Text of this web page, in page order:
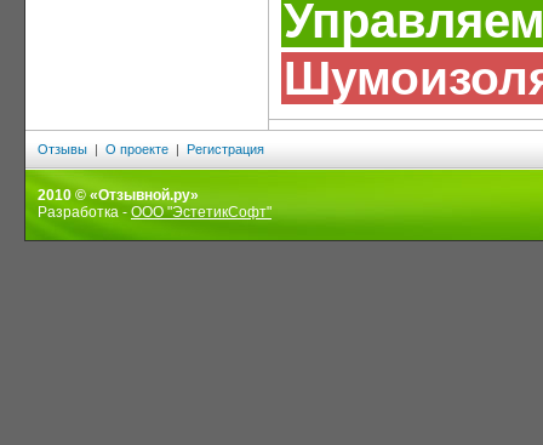
Отзывы | О проекте | Регистрация
2010 © «Отзывной.ру»
Разработка - ООО "ЭстетикСофт"